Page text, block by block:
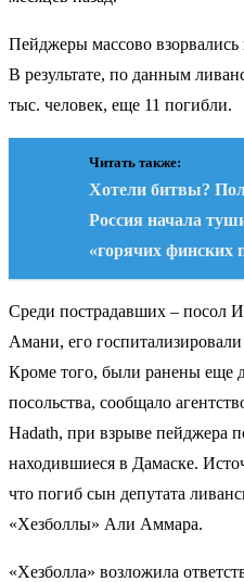
Пейджеры массово
В результате, по данным
тыс. человек, еще 11 погибли.
Читать также:
Хотели битвы?
Россия начала
«горячих финских
Среди пострадавших – посол
Амани, его
Кроме того, были ранены еще
посольства, сообщало
Hadath, при взрыве пейджера
находившиеся в Дамаске.
что погиб сын депутата
«Хезболлы» Али Аммара.
«Хезболла» возложила